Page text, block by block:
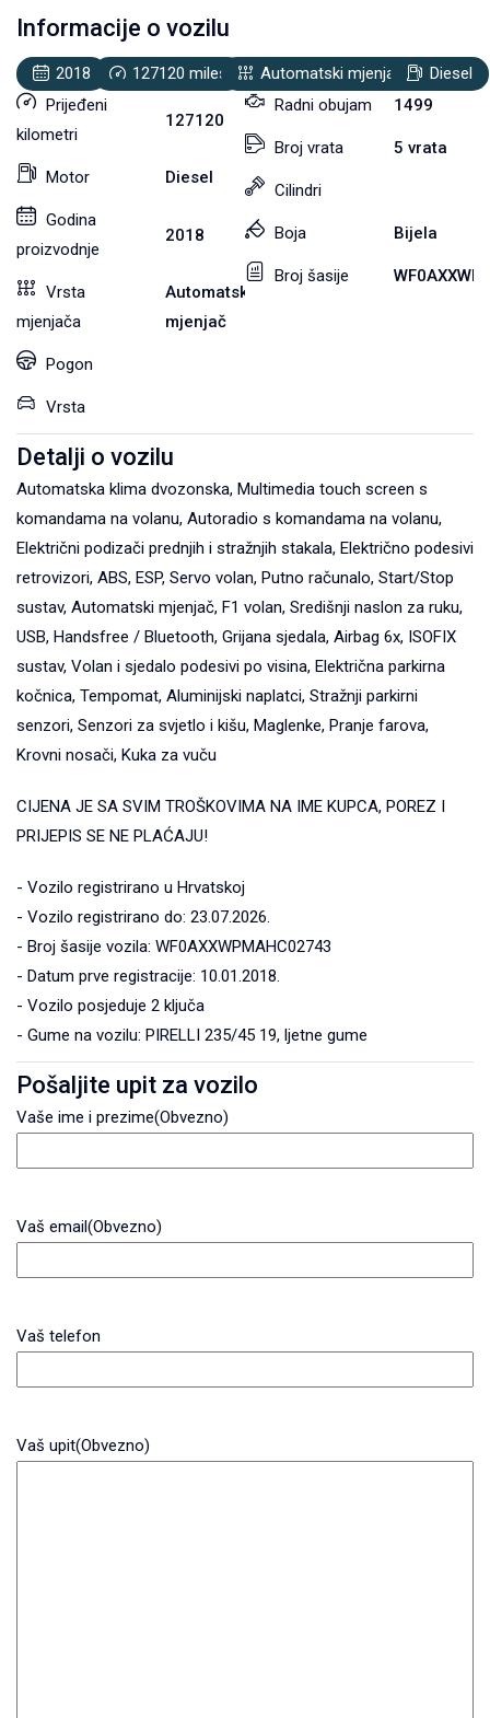
Informacije o vozilu
2018 127120miles Automatski mjenjač
Diesel
Prijeđeni
kilometri
127120
Motor Diesel
Godina
proizvodnje
2018
Vrsta
mjenjača
Automatski
mjenjač
Pogon
Vrsta
Radni obujam 1499
Broj vrata 5 vrata
Cilindri
Boja Bijela
Broj šasije
Detalji o vozilu
Automatska klima dvozonska, Multimedia touch screen s
komandama na volanu, Autoradio s komandama na volanu,
Električni podizači prednjih i stražnjih stakala, Električno podesivi
retrovizori, ABS, ESP, Servo volan, Putno računalo, Start/Stop
sustav, Automatski mjenjač, F1 volan, Središnji naslon za ruku,
USB, Handsfree / Bluetooth, Grijana sjedala, Airbag 6x, ISOFIX
sustav, Volan i sjedalo podesivi po visina, Električna parkirna
kočnica, Tempomat, Aluminijski naplatci, Stražnji parkirni
senzori, Senzori za svjetlo i kišu, Maglenke, Pranje farova,
Krovni nosači, Kuka za vuču
CIJENA JE SA SVIM TROŠKOVIMA NA IME KUPCA, POREZ I
PRIJEPIS SE NE PLAĆAJU!
- Vozilo registrirano u Hrvatskoj
- Vozilo registrirano do: 23.07.2026.
- Broj šasije vozila: WF0AXXWPMAHC02743
- Datum prve registracije: 10.01.2018.
- Vozilo posjeduje 2 ključa
- Gume na vozilu: PIRELLI 235/45 19, ljetne gume
Pošaljite upit za vozilo
Vaše ime i prezime(Obvezno)
Vaš email(Obvezno)
Vaš telefon
Vaš upit(Obvezno)